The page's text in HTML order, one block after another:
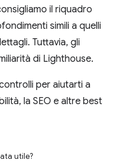
il riquadro
simili a quelli
Tuttavia, gli
di Lighthouse.
per aiutarti a
la SEO e altre best
utile?